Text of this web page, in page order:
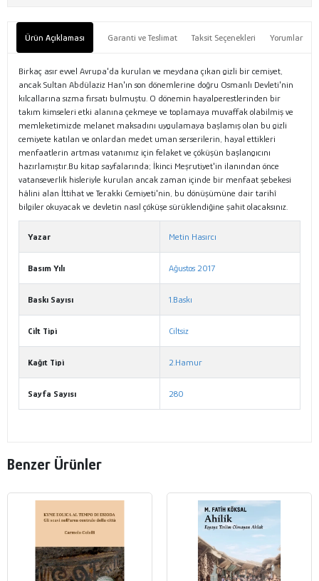
Ürün Açıklaması Garanti ve Teslimat Taksit Seçenekleri Yorumlar
Birkaç asır evvel Avrupa'da kurulan ve meydana çıkan gizli bir cemiyet,
ancak Sultan Abdülaziz Han'ın son dönemlerine doğru Osmanlı Devleti'nin
kılcallarına sızma fırsatı bulmuştu. O dönemin hayalperestlerinden bir
takım kimseleri etki alanına çekmeye ve toplamaya muvaffak olabilmiş ve
memleketimizde melanet maksadını uygulamaya başlamış olan bu gizli
cemiyete katılan ve onlardan medet uman serserilerin, hayal ettikleri
menfaatlerin artması vatanımız için felaket ve çöküşün başlangıcını
hazırlamıştır.Bu kitap sayfalarında; İkinci Meşrutiyet'in ilanından önce
vatanseverlik hisleriyle kurulan ancak zaman içinde bir menfaat şebekesi
hâlini alan İttihat ve Terakki Cemiyeti'nin, bu dönüşümüne dair tarihî
bilgiler okuyacak ve devletin nasıl çöküşe sürüklendiğine şahit olacaksınız.
Yazar Metin Hasırcı
Basım Yılı Ağustos 2017
Baskı Sayısı 1.Baskı
Cilt Tipi Ciltsiz
Kağıt Tipi 2.Hamur
Sayfa Sayısı 280
Benzer Ürünler